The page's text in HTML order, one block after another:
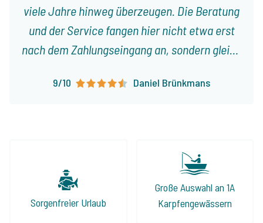
viele Jahre hinweg überzeugen. Die Beratung
und der Service fangen hier nicht etwa erst
nach dem Zahlungseingang an, sondern gleich
immer viel Zeit für uns, beriet bei der – der
immer unkompliziert und ist reine Formsache.
Hier bekommt man eine ehrliche Beratung!
Auch dieses Jahr fahren wir wieder über The
9/10 Daniel Brünkmans
Sorgenfreier Urlaub
Große Auswahl an 1A
Karpfengewässern